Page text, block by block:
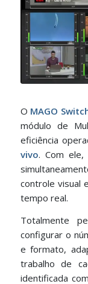
O MAGO
módulo de
eficiência
vivo. Com
controle visual
tempo real.
Totalmente
configurar o
e formato,
trabalho de
identificada